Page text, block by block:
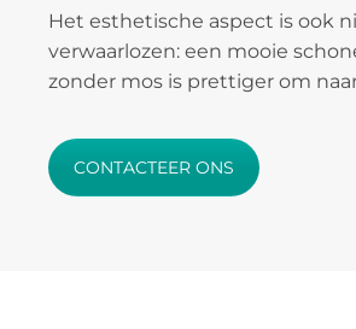
Het esthetische aspect is ook
verwaarlozen: een mooie
zonder mos is prettiger om
CONTACTEER ONS